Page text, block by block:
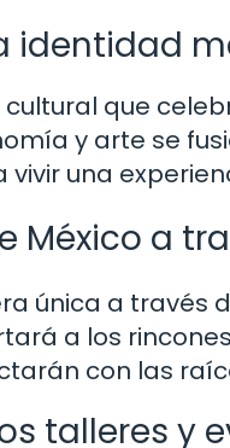
identidad
que
y arte se
una
México a
única a través
a los
con las
talleres y